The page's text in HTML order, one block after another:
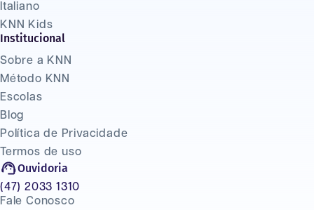
Italiano
KNN Kids
Institucional
Sobre a KNN
Método KNN
Escolas
Blog
Política de Privacidade
Termos de uso
Ouvidoria
(47) 2033 1310
Fale Conosco